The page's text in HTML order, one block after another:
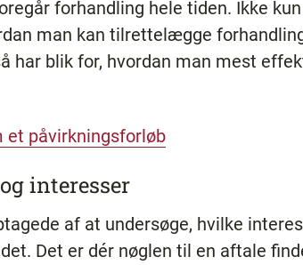
forhandling hele tiden. Ikke
man kan tilrettelægge
har blik for, hvordan man mest
et påvirkningsforløb
interesser
af at undersøge, hvilke
Det er dér nøglen til en aftale